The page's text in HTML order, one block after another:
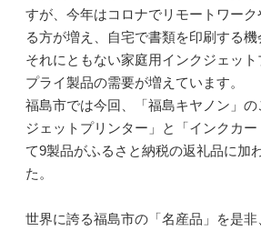
すが、今年はコロナでリモートワー
る方が増え、自宅で書類を印刷する機
それにともない家庭用インクジェッ
プライ製品の需要が増えています。
福島市では今回、「福島キヤノン」
ジェットプリンター」と「インクカ
て9製品がふるさと納税の返礼品に加
た。
世界に誇る福島市の「名産品」を是非